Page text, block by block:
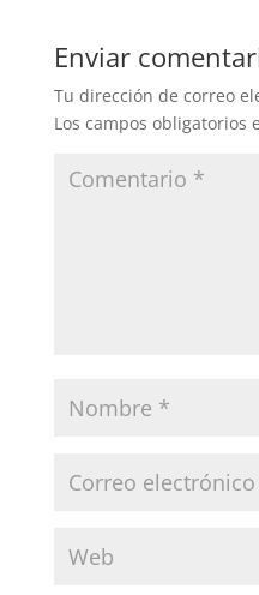
Enviar
Tu dirección de correo
Los campos obligatorios